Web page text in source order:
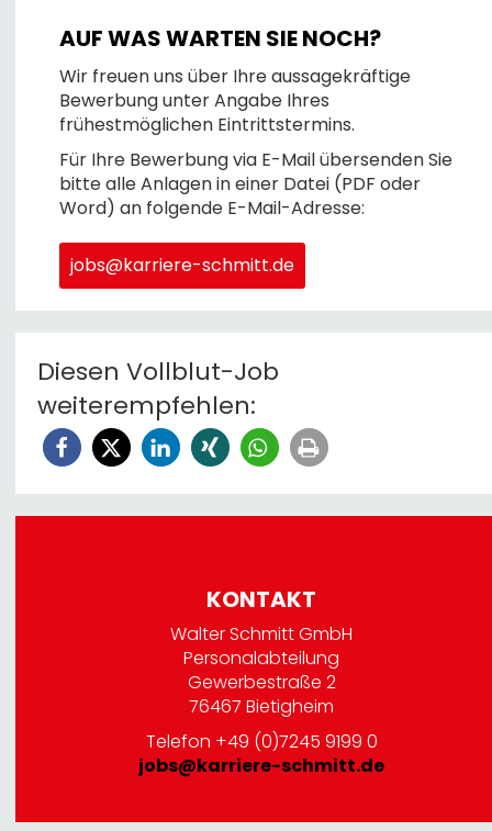
AUF WAS WARTEN SIE NOCH?
Wir freuen uns über Ihre aussagekräftige
Bewerbung unter Angabe Ihres
frühestmöglichen Eintrittstermins.
Für Ihre Bewerbung via E-Mail übersenden Sie
bitte alle Anlagen in einer Datei (PDF oder
Word) an folgende E-Mail-Adresse:
jobs@karriere-schmitt.de
Diesen Vollblut-Job
weiterempfehlen:
KONTAKT
Walter Schmitt GmbH
Personalabteilung
Gewerbestraße 2
76467 Bietigheim
Telefon +49 (0)7245 9199 0
jobs@karriere-schmitt.de